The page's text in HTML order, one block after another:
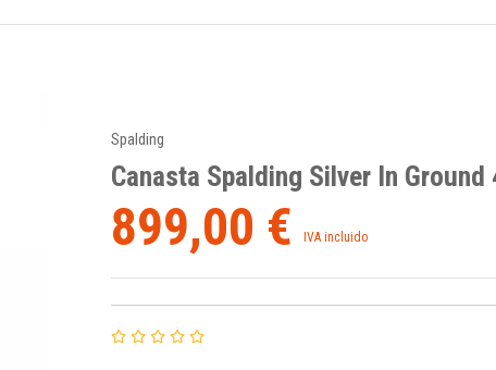
Spalding
Canasta Spalding Silver In Ground
899,00 € IVA incluido